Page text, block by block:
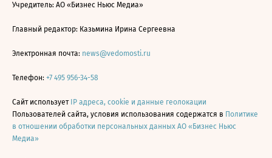
Учредитель: АО «Бизнес Ньюс Медиа»
Главный редактор: Казьмина Ирина Сергеевна
Электронная почта: news@vedomosti.ru
Телефон: +7 495 956-34-58
Сайт использует IP адреса, cookie и данные геолокации
Пользователей сайта, условия использования содержатся в Политике
в отношении обработки персональных данных АО «Бизнес Ньюс
Медиа»